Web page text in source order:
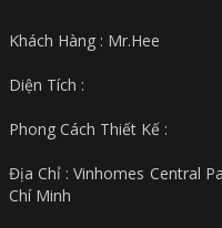
Khách Hàng : Mr.Hee
Diện Tích :
Phong Cách Thiết Kế :
Địa Chỉ : Vinhomes Central
Chí Minh